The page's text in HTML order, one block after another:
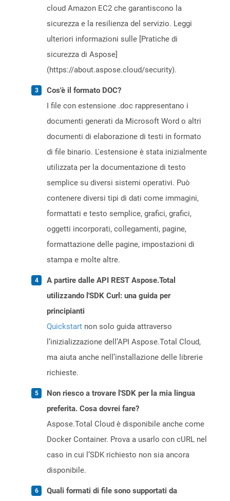
cloud Amazon EC2 che garantiscono la
sicurezza e la resilienza del servizio. Leggi
ulteriori informazioni sulle [Pratiche di
sicurezza di Aspose]
(https://about.aspose.cloud/security).
Cos'è il formato DOC?
I file con estensione .doc rappresentano i
documenti generati da Microsoft Word o altri
documenti di elaborazione di testi in formato
di file binario. L'estensione è stata inizialmente
utilizzata per la documentazione di testo
semplice su diversi sistemi operativi. Può
contenere diversi tipi di dati come immagini,
formattati e testo semplice, grafici, grafici,
oggetti incorporati, collegamenti, pagine,
formattazione delle pagine, impostazioni di
stampa e molte altre.
A partire dalle API REST Aspose.Total
utilizzando l'SDK Curl: una guida per
principianti
Quickstart non solo guida attraverso
l’inizializzazione dell’API Aspose.Total Cloud,
ma aiuta anche nell’installazione delle librerie
richieste.
Non riesco a trovare l'SDK per la mia lingua
preferita. Cosa dovrei fare?
Aspose.Total Cloud è disponibile anche come
Docker Container. Prova a usarlo con cURL nel
caso in cui l’SDK richiesto non sia ancora
disponibile.
Quali formati di file sono supportati da